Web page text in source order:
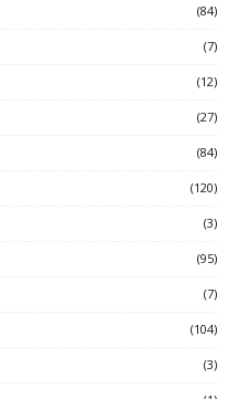
(84)
(7)
(12)
(27)
(84)
(120)
(3)
(95)
(7)
(104)
(3)